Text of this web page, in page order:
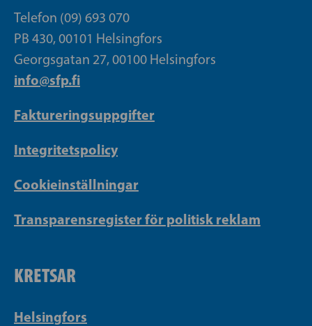
Telefon (09) 693 070
PB 430, 00101 Helsingfors
Georgsgatan 27, 00100 Helsingfors
info@sfp.fi
Faktureringsuppgifter
Integritetspolicy
Cookieinställningar
Transparensregister för politisk reklam
KRETSAR
Helsingfors